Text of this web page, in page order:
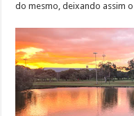
do mesmo, deixando assim